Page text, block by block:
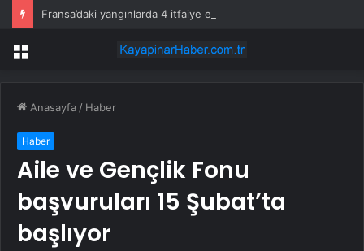
Fransa’daki yangınlarda 4 itfaiye eri hayatını kaybetti
Menü
Anasayfa / Haber
Haber
Aile ve Gençlik Fonu
başvuruları 15 Şubat’ta
başlıyor